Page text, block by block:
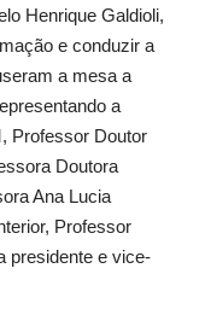
Henrique Galdioli,
e conduzir a
a mesa a
a
Professor Doutor
Doutora
Ana Lucia
Professor
presidente e vice-